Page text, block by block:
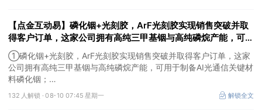
【点金互动易】磷化铟+光刻胶，ArF光刻胶实现销售突破并取
得客户订单，这家公司拥有高纯三甲基铟与高纯磷烷产能，可用
于制备AI光通信关键材料磷化铟
①磷化铟+光刻胶，ArF光刻胶实现销售突破并取得客户订单，这家
公司拥有高纯三甲基铟与高纯磷烷产能，可用于制备AI光通信关键材
料磷化铟；
②覆铜板+5G通信，受益于覆铜板行业供需紧张，这家公司主攻高
频PTFE覆铜板，已实现核心原材料自研自产与供应链自主可控。
132 人解锁 ·08-10 07:45 星期一 解锁全文